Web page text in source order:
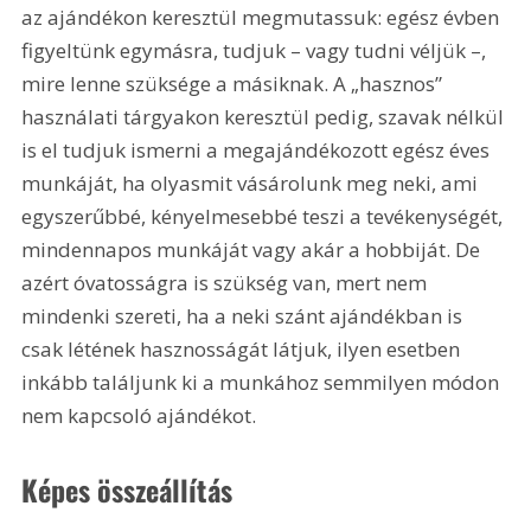
az ajándékon keresztül megmutassuk: egész évben
figyeltünk egymásra, tudjuk – vagy tudni véljük –,
mire lenne szüksége a másiknak. A „hasznos”
használati tárgyakon keresztül pedig, szavak nélkül
is el tudjuk ismerni a megajándékozott egész éves
munkáját, ha olyasmit vásárolunk meg neki, ami
egyszerűbbé, kényelmesebbé teszi a tevékenységét,
mindennapos munkáját vagy akár a hobbiját. De
azért óvatosságra is szükség van, mert nem
mindenki szereti, ha a neki szánt ajándékban is
csak létének hasznosságát látjuk, ilyen esetben
inkább találjunk ki a munkához semmilyen módon
nem kapcsoló ajándékot.
Képes összeállítás